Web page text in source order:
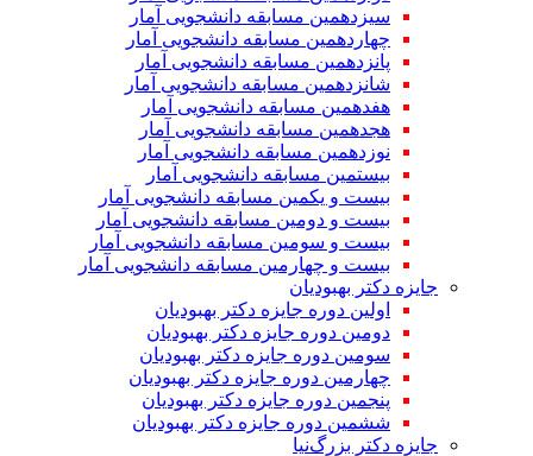
سیزدهمین مسابقه دانشجویی آمار
چهاردهمین مسابقه دانشجویی آمار
پانزدهمین مسابقه دانشجویی آمار
شانزدهمین مسابقه دانشجویی آمار
هفدهمین مسابقه دانشجویی آمار
هجدهمین مسابقه دانشجویی آمار
نوزدهمین مسابقه دانشجویی آمار
بیستمین مسابقه دانشجویی آمار
بیست و یکمین مسابقه دانشجویی آمار
بیست و دومین مسابقه دانشجویی آمار
بیست و سومین مسابقه دانشجویی آمار
بیست و چهارمین مسابقه دانشجویی آمار
جایزه دکتر بهبودیان
اولین دوره جایزه دکتر بهبودیان
دومین دوره جایزه دکتر بهبودیان
سومین دوره جایزه دکتر بهبودیان
چهارمین دوره جایزه دکتر بهبودیان
پنجمین دوره جایزه دکتر بهبودیان
ششمین دوره جایزه دکتر بهبودیان
جایزه دکتر بزرگ‌نیا